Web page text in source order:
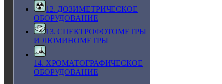
12. ДОЗИМЕТРИЧЕСКОЕ
ОБОРУДОВАНИЕ
13. СПЕКТРОФОТОМЕТРЫ
И ЛЮМИНОМЕТРЫ
14. ХРОМАТОГРАФИЧЕСКОЕ
ОБОРУДОВАНИЕ